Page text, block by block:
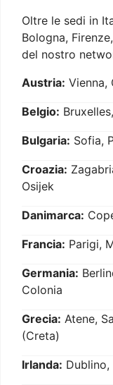
Oltre le sedi in
Bologna,
del nostro
Austria: Vienna,
Belgio:
Bulgaria: Sofia,
Croazia:
Osijek
Danimarca:
Francia: Parigi,
Germania:
Colonia
Grecia: Atene,
(Creta)
Irlanda: